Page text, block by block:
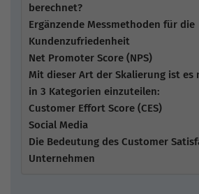
berechnet?
Ergänzende Messmethoden für die
Kundenzufriedenheit
Net Promoter Score (NPS)
Mit dieser Art der Skalierung ist es
in 3 Kategorien einzuteilen:
Customer Effort Score (CES)
Social Media
Die Bedeutung des Customer
Unternehmen